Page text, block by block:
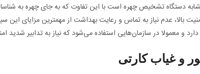
دستگاه تشخیص چهره است با این تفاوت که به جای چهره به
بالا، عدم نیاز به تماس و رعایت بهداشت از مهمترین مزایای این
و معمولا در سازمان‌هایی استفاده می‌شود که نیاز به تدابیر شدید